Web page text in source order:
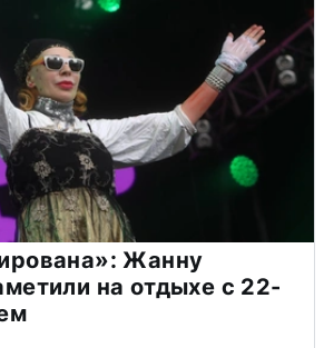
Жанну
на отдыхе с 22-